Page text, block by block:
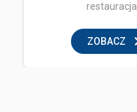
restauracja
ZOBACZ